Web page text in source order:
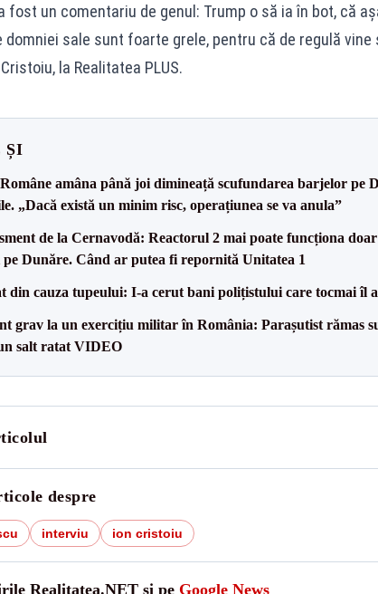
fost un comentariu de genul: Trump o să ia în bot, că
domniei sale sunt foarte grele, pentru că de regulă vine
la Realitatea PLUS.
ȘI
amâna până joi dimineață scufundarea barjelor pe
„Dacă există un minim risc, operațiunea se va anula”
de la Cernavodă: Reactorul 2 mai poate funcționa doar
pe Dunăre. Când ar putea fi repornită Unitatea 1
din cauza tupeului: I-a cerut bani polițistului care tocmai îl
grav la un exercițiu militar în România: Parașutist rămas
salt ratat VIDEO
despre
interviu ion cristoiu
Realitatea.NET și pe Google News